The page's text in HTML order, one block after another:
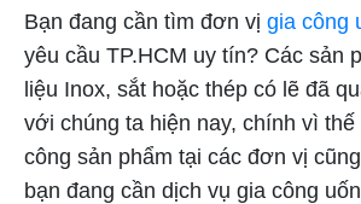
Bạn đang cần tìm đơn vị gia công
yêu cầu TP.HCM uy tín? Các sản
liệu Inox, sắt hoặc thép có lẽ đã
với chúng ta hiện nay, chính vì thế
công sản phẩm tại các đơn vị
bạn đang cần dịch vụ gia công